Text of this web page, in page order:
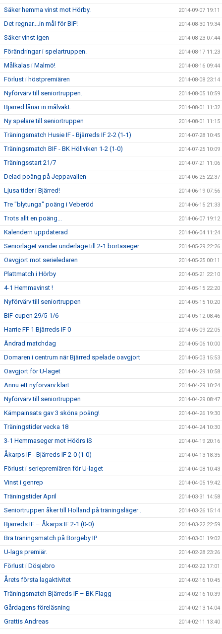
Säker hemma vinst mot Hörby. 2014-09-07 19:11
Det regnar....in mål för BIF! 2014-08-30 19:34
Säker vinst igen 2014-08-23 07:44
Förändringar i spelartruppen. 2014-08-17 11:23
Målkalas i Malmö! 2014-08-16 09:44
Förlust i höstpremiären 2014-08-08 23:14
Nyförvärv till seniortruppen. 2014-08-05 10:59
Bjärred lånar in målvakt. 2014-08-01 11:32
Ny spelare till seniortruppen 2014-08-01 11:15
Träningsmatch Husie IF - Bjärreds IF 2-2 (1-1) 2014-07-28 10:45
Träningsmatch BIF - BK Höllviken 1-2 (1-0) 2014-07-25 10:09
Träningsstart 21/7 2014-07-21 11:06
Delad poäng på Jeppavallen 2014-06-25 22:37
Ljusa tider i Bjärred! 2014-06-19 07:56
Tre "blytunga" poäng i Veberöd 2014-06-15 21:33
Trots allt en poäng... 2014-06-07 19:12
Kalendern uppdaterad 2014-06-04 11:24
Seniorlaget vänder underläge till 2-1 bortaseger 2014-05-29 22:26
Oavgjort mot serieledaren 2014-05-25 00:11
Plattmatch i Hörby 2014-05-21 22:10
4-1 Hemmavinst ! 2014-05-15 22:20
Nyförvärv till seniortruppen 2014-05-15 10:20
BIF-cupen 29/5-1/6 2014-05-12 08:46
Harrie FF 1 Bjärreds IF 0 2014-05-09 22:05
Ändrad matchdag 2014-05-06 10:00
Domaren i centrum när Bjärred spelade oavgjort 2014-05-03 15:53
Oavgjort för U-laget 2014-04-29 10:58
Ännu ett nyförvärv klart. 2014-04-29 10:24
Nyförvärv till seniortruppen 2014-04-29 08:47
Kämpainsats gav 3 sköna poäng! 2014-04-26 19:30
Träningstider vecka 18 2014-04-24 10:30
3-1 Hemmaseger mot Höörs IS 2014-04-19 20:16
Åkarps IF - Bjärreds IF 2-0 (1-0) 2014-04-13 18:35
Förlust i seriepremiären för U-laget 2014-04-08 10:43
Vinst i genrep 2014-04-05 19:42
Träningstider April 2014-03-31 14:58
Seniortruppen åker till Holland på träningsläger . 2014-03-26 15:14
Bjärreds IF – Åkarps IF 2-1 (0-0) 2014-03-22 22:59
Bra träningsmatch på Borgeby IP 2014-03-01 19:02
U-lags premiär. 2014-02-28 23:26
Förlust i Dösjebro 2014-02-22 17:01
Årets första lagaktivitet 2014-02-16 10:45
Träningsmatch Bjärreds IF – BK Flagg 2014-02-16 10:39
Gårdagens föreläsning 2014-02-13 14:04
Grattis Andreas 2014-02-11 13:40